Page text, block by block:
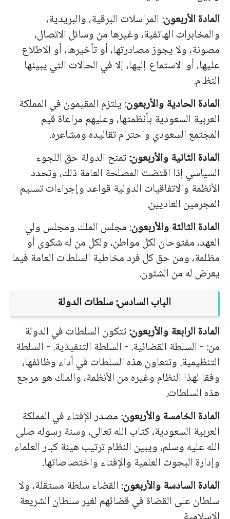
المادة الأربعون: المراسلات البرقية، والبريدية،
والمخابرات الهاتفية، وغيرها من وسائل الاتصال،
مصونة، ولا يجوز مصادرتها، أو تأخيرها، أو الاطلاع
عليها، أو الاستماع إليها، إلا في الحالات التي يبينها
النظام.
المادة الحادية والأربعون: يلتزم المقيمون في المملكة
العربية السعودية بأنظمتها، وعليهم مراعاة قيم
المجتمع السعودي واحترام تقاليده ومشاعره.
المادة الثانية والأربعون:تمنح الدولة حق اللجوء
السياسي إذا اقتضت المصلحة العامة ذلك، وتحدد
الأنظمة والاتفاقيات الدولية قواعد وإجراءات تسليم
المجرمين العاديين.
المادة الثالثة والأربعون: مجلس الملك ومجلس ولي
العهد، مفتوحان لكل مواطن، ولكل من له شكوى أو
مظلمة، ومن حق كل فرد مخاطبة السلطات العامة فيما
يعرض له من الشئون.
الباب السادس: سلطات الدولة
المادة الرابعة والأربعون:تتكون السلطات في الدولة
من: - السلطة القضائية. - السلطة التنفيذية. - السلطة
التنظيمية. وتتعاون هذه السلطات في أداء وظائفها،
وفقا لهذا النظام وغيره من الأنظمة، والملك هو مرجع
هذه السلطات.
المادة الخامسة والأربعون: مصدر الإفتاء في المملكة
العربية السعودية، كتاب الله تعالى، وسنة رسوله صلى
الله عليه وسلم، ويبين النظام ترتيب هيئة كبار العلماء
وإدارة البحوث العلمية والإفتاء واختصاصاتها.
المادة السادسة والأربعون: القضاء سلطة مستقلة، ولا
سلطان على القضاة في قضائهم لغير سلطان الشريعة